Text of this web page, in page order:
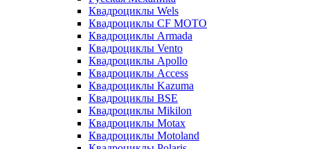
Квадроциклы Wels
Квадроциклы CF MOTO
Квадроциклы Armada
Квадроциклы Vento
Квадроциклы Apollo
Квадроциклы Access
Квадроциклы Kazuma
Квадроциклы BSE
Квадроциклы Mikilon
Квадроциклы Motax
Квадроциклы Motoland